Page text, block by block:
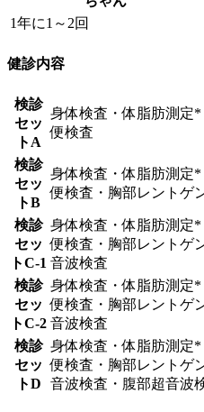
1年に1～2回
健診内容
検診
セッ
トA
身体検査・体脂肪測定
便検査
検診
セッ
トB
身体検査・体脂肪測定
便検査・胸部レントゲ
検診
セッ
トC-1
身体検査・体脂肪測定
便検査・胸部レントゲ
音波検査
検診
セッ
トC-2
身体検査・体脂肪測定
便検査・胸部レントゲ
音波検査
検診
セッ
トD
身体検査・体脂肪測定
便検査・胸部レントゲ
音波検査・腹部超音波